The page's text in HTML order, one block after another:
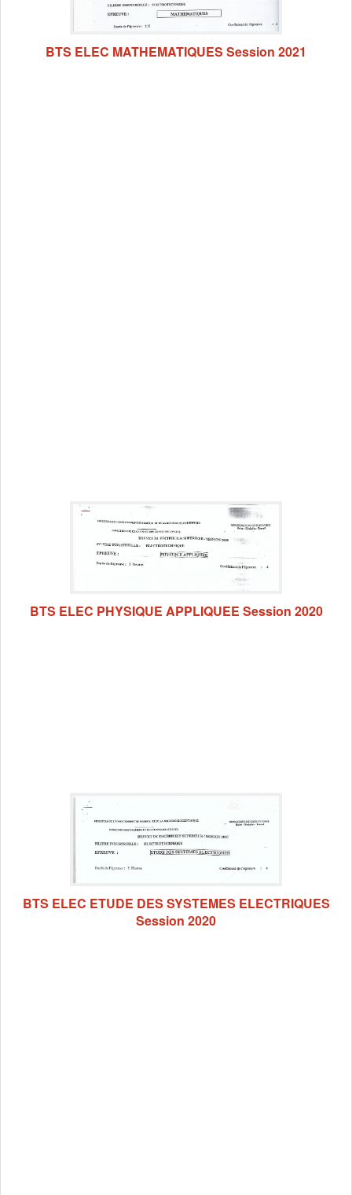
BTS ELEC MATHEMATIQUES Session 2021
BTS ELEC PHYSIQUE APPLIQUEE Session 2020
BTS ELEC ETUDE DES SYSTEMES ELECTRIQUES
Session 2020